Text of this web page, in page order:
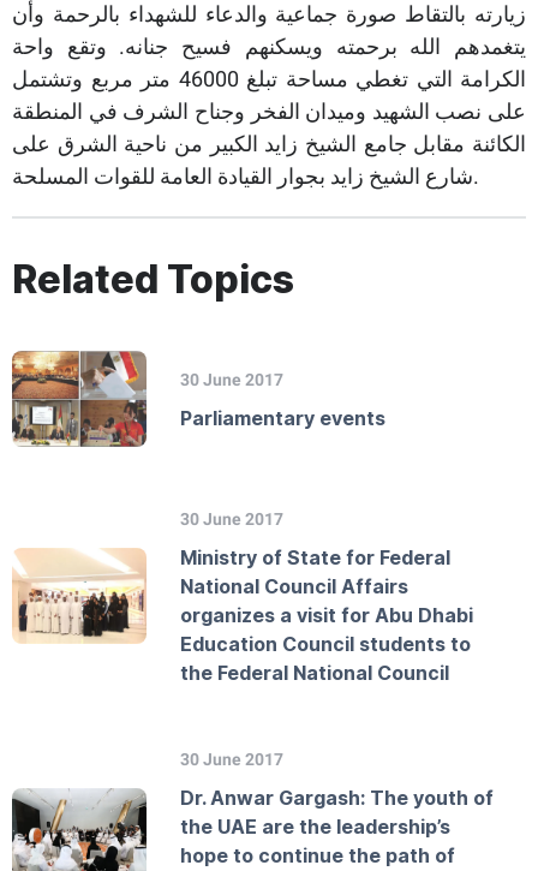
زيارته بالتقاط صورة جماعية والدعاء للشهداء بالرحمة وأن
يتغمدهم الله برحمته ويسكنهم فسيح جنانه. وتقع واحة
الكرامة التي تغطي مساحة تبلغ 46000 متر مربع وتشتمل
على نصب الشهيد وميدان الفخر وجناح الشرف في المنطقة
الكائنة مقابل جامع الشيخ زايد الكبير من ناحية الشرق على
شارع الشيخ زايد بجوار القيادة العامة للقوات المسلحة.​
Related Topics
30 June 2017
Parliamentary events
30 June 2017
Ministry of State for Federal
National Council Affairs
organizes a visit for Abu Dhabi
Education Council students to
the Federal National Council
30 June 2017
Dr. Anwar Gargash: The youth of
the UAE are the leadership’s
hope to continue the path of